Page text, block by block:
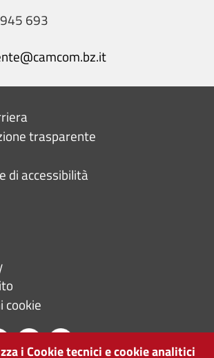
693
trasparente
di accessibilità
cookie
i Cookie tecnici e cookie analitici